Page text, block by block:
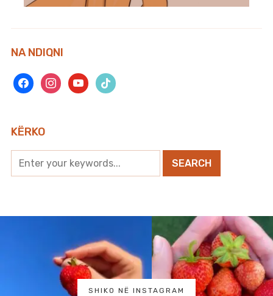
NA NDIQNI
facebookinstagramyoutubetiktok
KËRKO
SHIKO NË INSTAGRAM